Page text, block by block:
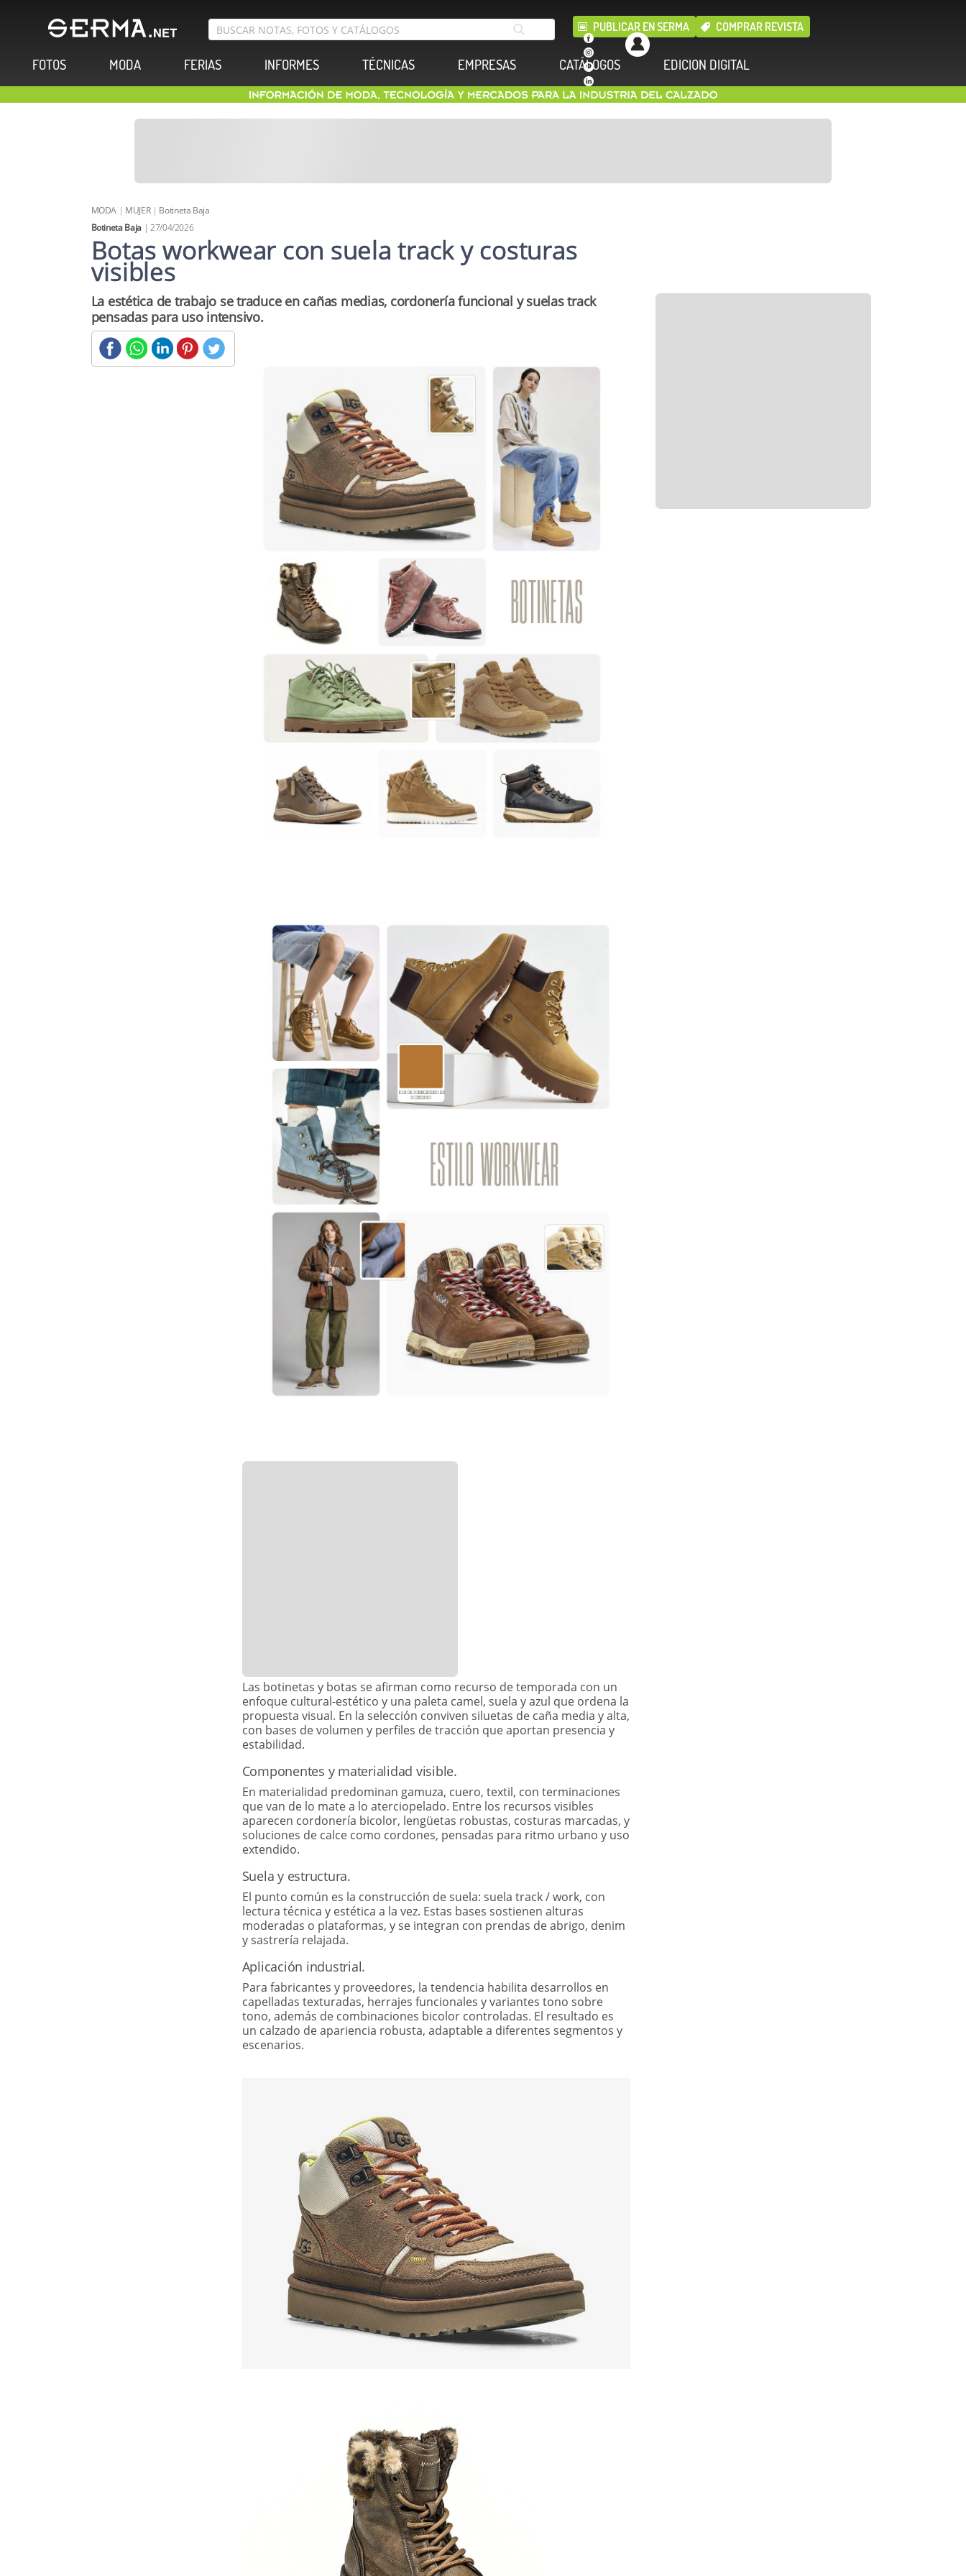
PUBLICAR EN SERMA COMPRAR REVISTA
FOTOS MODA FERIAS INFORMES TÉCNICAS EMPRESAS CATÁLOGOS EDICION DIGITAL
MODA | MUJER| Botineta Baja
Botineta Baja| 27/04/2026
Botas workwear con suela track y costuras
visibles
La estética de trabajo se traduce en cañas medias, cordonería funcional y suelas track
pensadas para uso intensivo.
Las botinetas y botas se afirman como recurso de temporada con un
enfoque cultural-estético y una paleta camel, suela y azul que ordena la
propuesta visual. En la selección conviven siluetas de caña media y alta,
con bases de volumen y perfiles de tracción que aportan presencia y
estabilidad.
Componentes y materialidad visible.
En materialidad predominan gamuza, cuero, textil, con terminaciones
que van de lo mate a lo aterciopelado. Entre los recursos visibles
aparecen cordonería bicolor, lengüetas robustas, costuras marcadas, y
soluciones de calce como cordones, pensadas para ritmo urbano y uso
extendido.
Suela y estructura.
El punto común es la construcción de suela: suela track / work, con
lectura técnica y estética a la vez. Estas bases sostienen alturas
moderadas o plataformas, y se integran con prendas de abrigo, denim
y sastrería relajada.
Aplicación industrial.
Para fabricantes y proveedores, la tendencia habilita desarrollos en
capelladas texturadas, herrajes funcionales y variantes tono sobre
tono, además de combinaciones bicolor controladas. El resultado es
un calzado de apariencia robusta, adaptable a diferentes segmentos y
escenarios.